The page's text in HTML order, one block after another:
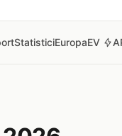
StatisticiEuropaEV